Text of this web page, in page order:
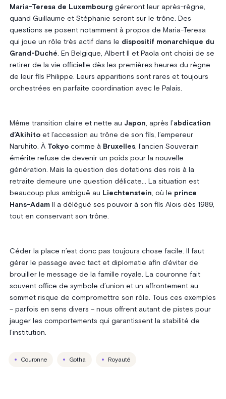
Maria-Teresa de Luxembourg géreront leur après-règne,
quand Guillaume et Stéphanie seront sur le trône. Des
questions se posent notamment à propos de Maria-Teresa
qui joue un rôle très actif dans le dispositif monarchique du
Grand-Duché. En Belgique, Albert II et Paola ont choisi de se
retirer de la vie officielle dès les premières heures du règne
de leur fils Philippe. Leurs apparitions sont rares et toujours
orchestrées en parfaite coordination avec le Palais.
Même transition claire et nette au Japon, après l’abdication
d’Akihitoet l’accession au trône de son fils, l’empereur
Naruhito. À Tokyocomme à Bruxelles, l’ancien Souverain
émérite refuse de devenir un poids pour la nouvelle
génération. Mais la question des dotations des rois à la
retraite demeure une question délicate… La situation est
beaucoup plus ambiguë au Liechtenstein, où le prince
Hans-AdamII a délégué ses pouvoir à son fils Alois dès 1989,
tout en conservant son trône.
Céder la place n’est donc pas toujours chose facile. Il faut
gérer le passage avec tact et diplomatie afin d’éviter de
brouiller le message de la famille royale. La couronne fait
souvent office de symbole d’union et un affrontement au
sommet risque de compromettre son rôle. Tous ces exemples
– parfois en sens divers – nous offrent autant de pistes pour
jauger les comportements qui garantissent la stabilité de
l’institution.
Couronne Gotha Royauté